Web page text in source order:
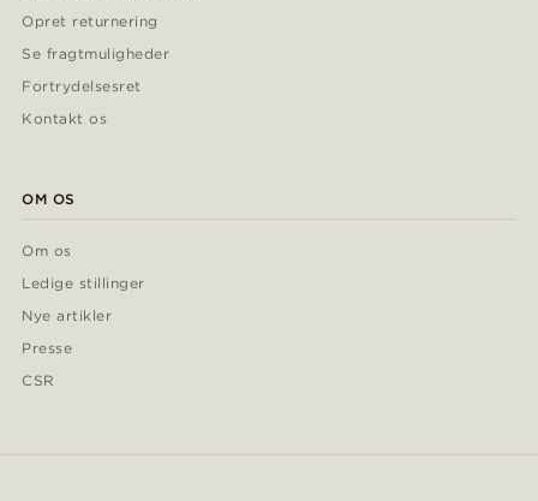
Opret returnering
Se fragtmuligheder
Fortrydelsesret
Kontakt os
OM OS
Om os
Ledige stillinger
Nye artikler
Presse
CSR